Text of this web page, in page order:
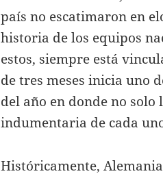
país no escatimaron en
historia de los equipos
estos, siempre está
de tres meses inicia uno
del año en donde no
indumentaria de cada
Históricamente,